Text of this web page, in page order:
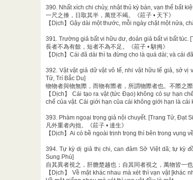
390. Nhất xích chi chủy, nhật thủ kỳ bán, vạn thế bất
一尺之捶，日取其半，萬世不竭。《莊子 • 天下》
【Dịch】Gậy dài một thước, mỗi ngày chặt một nửa,
391. Trường giả bất vi hữu dư, đoản giả bất vi bất túc.
長者不為有餘，短者不為不足。《莊子 • 駢拇》
【Dịch】Cái đã dài thì ta đừng cho là quá dài; và cái
392. Vật vật giả dữ vật vô tế, nhi vật hữu tế giả, sở vị
Tử, Trí Bắc Du]
物物者與物無際，而物有際者，所謂物際者也。不際之
【Dịch】 Cái tạo ra vật (tức Đạo) không có sự hạn
chế của vật. Cái giới hạn của cái không giới hạn là
393. Phàm ngoại trọng giả nội chuyết. [Trang Tử, Đạt
凡外重者內拙。《莊子 • 達生》
【Dịch】Ai có bề ngoài trịnh trọng thì bên trong vụng
394. Tự kỳ dị giả thị chi, can đảm Sở Việt dã; tự kỳ
Sung Phù]
自其異者視之，肝膽楚越也；自其同者視之，萬物皆一也
【Dịch】 Về mặt khác nhau mà xét thì vạn vật